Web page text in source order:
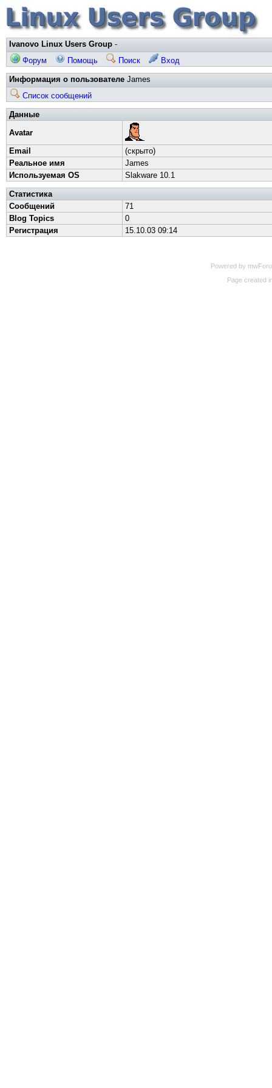
Ivanovo Linux Users Group -
Форум
Помощь Поиск Вход
Информация о пользователе James
Список сообщений
Данные
Avatar
Email
(скрыто)
Реальное имя
James
Используемая OS
Slakware 10.1
Статистика
Сообщений
71
Blog Topics
0
Регистрация
15.10.03 09:14
Powered by
Page created